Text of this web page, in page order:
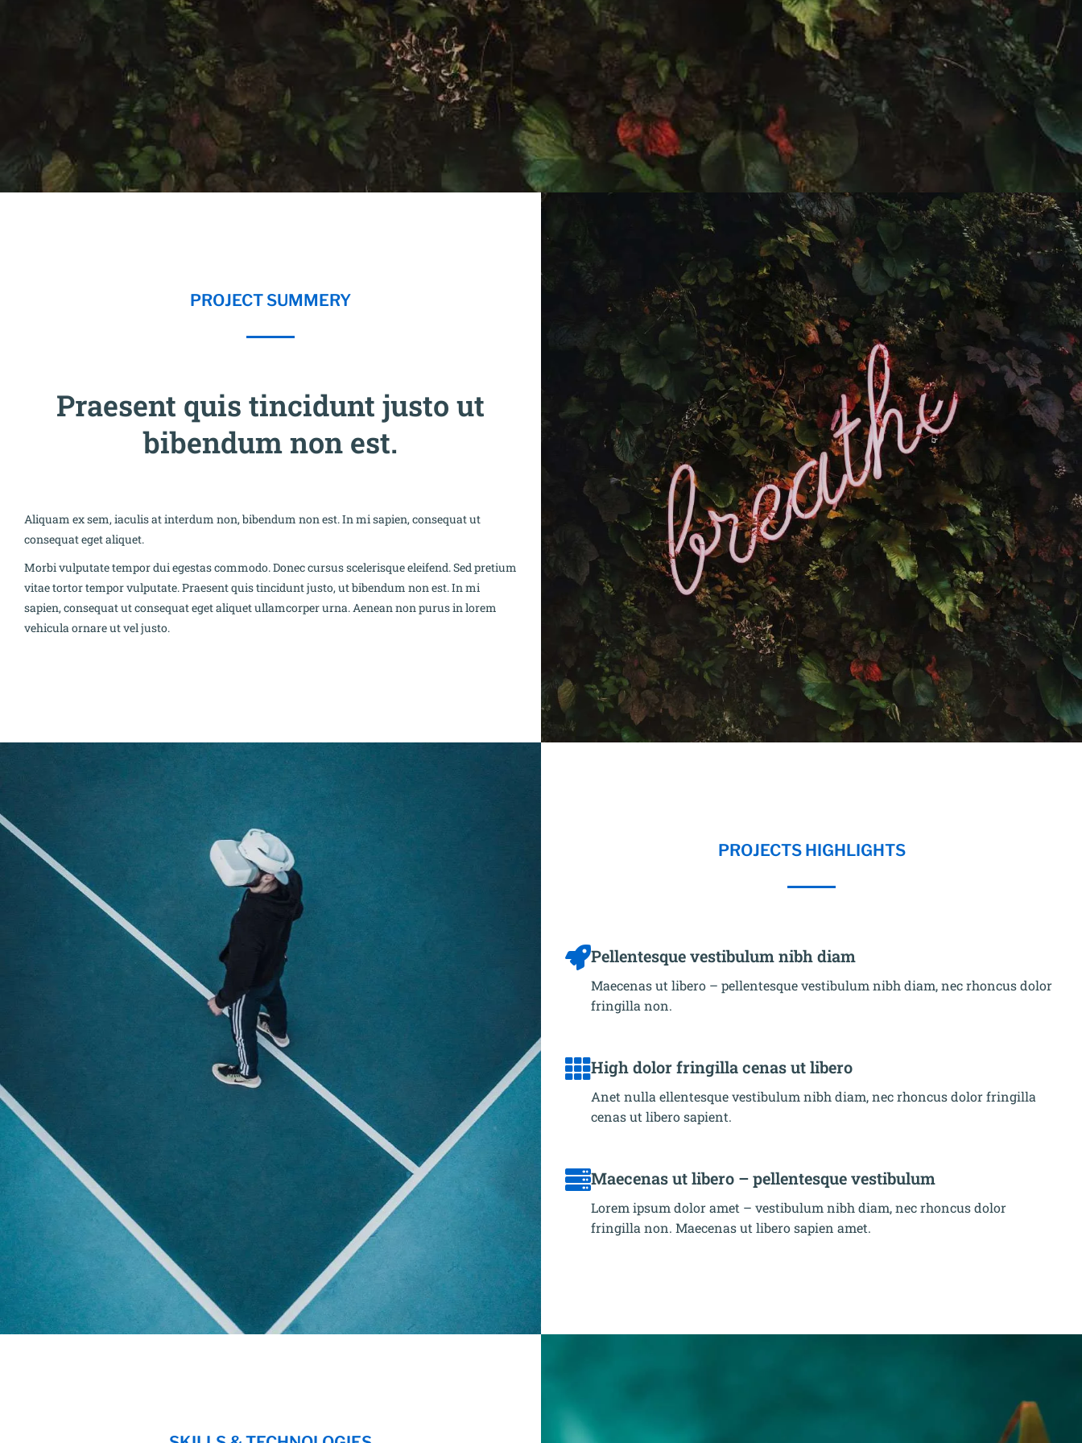
PROJECT SUMMERY
Praesent quis tincidunt justo ut
bibendum non est.
Aliquam ex sem, iaculis at interdum non, bibendum non est. In mi sapien, consequat ut
consequat eget aliquet.
Morbi vulputate tempor dui egestas commodo. Donec cursus scelerisque eleifend. Sed pretium
vitae tortor tempor vulputate. Praesent quis tincidunt justo, ut bibendum non est. In mi
sapien, consequat ut consequat eget aliquet ullamcorper urna. Aenean non purus in lorem
vehicula ornare ut vel justo.
PROJECTS HIGHLIGHTS
Pellentesque vestibulum nibh diam
Maecenas ut libero – pellentesque vestibulum nibh diam, nec rhoncus dolor
fringilla non.
High dolor fringilla cenas ut libero
Anet nulla ellentesque vestibulum nibh diam, nec rhoncus dolor fringilla
cenas ut libero sapient.
Maecenas ut libero – pellentesque vestibulum
Lorem ipsum dolor amet – vestibulum nibh diam, nec rhoncus dolor
fringilla non. Maecenas ut libero sapien amet.